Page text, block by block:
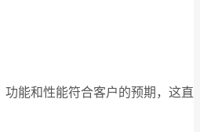
能和性能符合客户的预期，这直